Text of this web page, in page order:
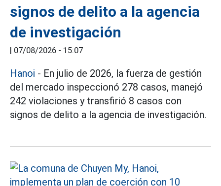
signos de delito a la agencia
de investigación
| 07/08/2026 - 15:07
Hanoi - En julio de 2026, la fuerza de gestión
del mercado inspeccionó 278 casos, manejó
242 violaciones y transfirió 8 casos con
signos de delito a la agencia de investigación.